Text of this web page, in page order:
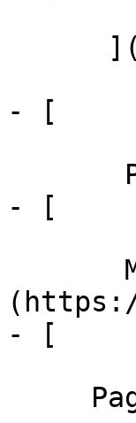
- [
- [
- [